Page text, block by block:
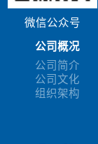
微信公众号
公司概况
公司简介
公司文化
组织架构